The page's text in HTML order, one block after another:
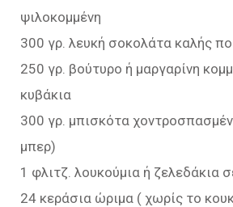
ψιλοκομμένη
300 γρ. λευκή σοκολάτα καλής
250 γρ. βούτυρο ή μαργαρίνη
κυβάκια
300 γρ. μπισκότα
μπερ)
1 φλιτζ. λουκούμια ή ζελεδάκια
24 κεράσια ώριμα ( χωρίς το